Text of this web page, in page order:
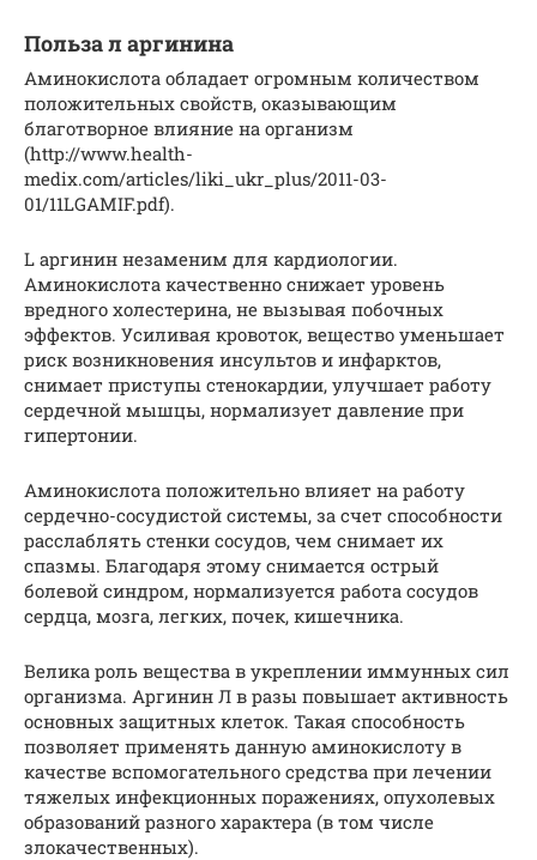
Польза л аргинина
Аминокислота обладает огромным количеством
положительных свойств, оказывающим
благотворное влияние на организм
(http://www.health-
medix.com/articles/liki_ukr_plus/2011-03-
01/11LGAMIF.pdf).
L аргинин незаменим для кардиологии.
Аминокислота качественно снижает уровень
вредного холестерина, не вызывая побочных
эффектов. Усиливая кровоток, вещество уменьшает
риск возникновения инсультов и инфарктов,
снимает приступы стенокардии, улучшает работу
сердечной мышцы, нормализует давление при
гипертонии.
Аминокислота положительно влияет на работу
сердечно-сосудистой системы, за счет способности
расслаблять стенки сосудов, чем снимает их
спазмы. Благодаря этому снимается острый
болевой синдром, нормализуется работа сосудов
сердца, мозга, легких, почек, кишечника.
Велика роль вещества в укреплении иммунных сил
организма. Аргинин Л в разы повышает активность
основных защитных клеток. Такая способность
позволяет применять данную аминокислоту в
качестве вспомогательного средства при лечении
тяжелых инфекционных поражениях, опухолевых
образований разного характера (в том числе
злокачественных).